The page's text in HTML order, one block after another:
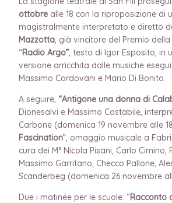
ottobre alle 18 con la riproposizione di
magistralmente interpretato e diretto
Mazzotta, già vincitore del Premio della
“Radio Argo”, testo di Igor Esposito, in
versione arricchita dalle musiche
Massimo Cordovani e Mario Di Bonito.
A seguire, “Antigone una donna di
Dionesalvi e Massimo Costabile,
Carbone (domenica 19 novembre alle
Fascination”, omaggio musicale a
cura dei M° Nicola Pisani, Carlo Cimino,
Massimo Garritano, Checco Pallone,
Scanderbeg (domenica 26 novembre
Due i matinée per le scuole: “Racconto